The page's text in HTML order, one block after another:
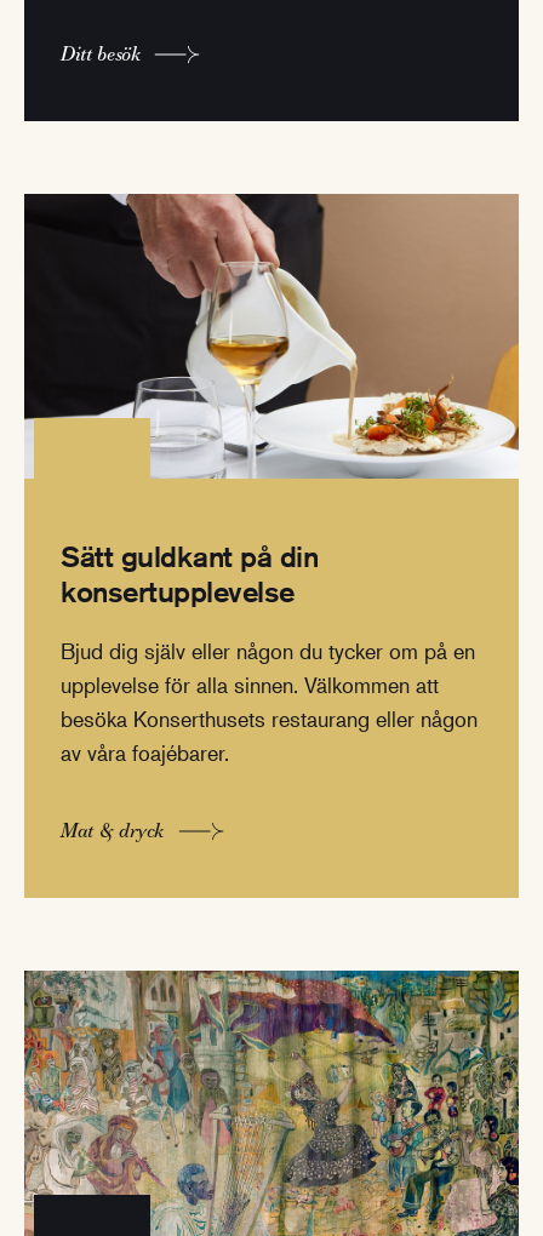
Ditt besök
Sätt guldkant på din
konsertupplevelse
Bjud dig själv eller någon du tycker om på en
upplevelse för alla sinnen. Välkommen att
besöka Konserthusets restaurang eller någon
av våra foajébarer.
Mat & dryck